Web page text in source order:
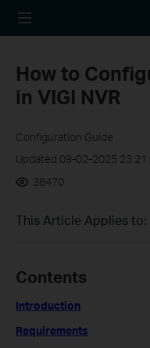
TP-
How to
in VIGI NVR
Configuration Guide
Updated 09-02-2025
38470
This Article Applies to:
Contents
Introduction
Requirements